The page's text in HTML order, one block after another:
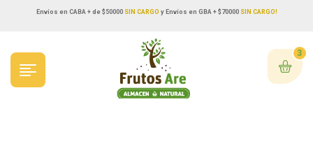
Envíos en CABA + de $50000SIN CARGO y Envíos en GBA + $70000 SIN CARGO!
3